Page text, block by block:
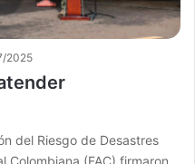
2025
del Riesgo de Desastres
Colombiana (FAC) firmaron